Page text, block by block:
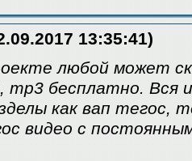
13:35:41)
любой может
mp3 бесплатно.
как вап тегос,
видео с